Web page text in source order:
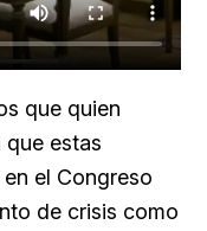
que quien
estas
el Congreso
de crisis como